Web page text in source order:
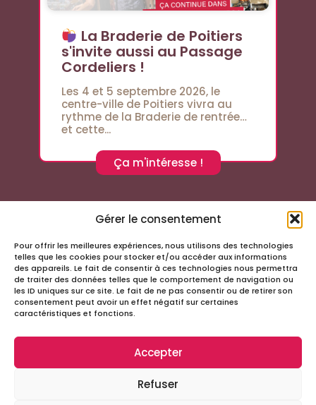
Gérer le consentement
Pour offrir les meilleures expériences, nous utilisons des technologies
telles que les cookies pour stocker et/ou accéder aux informations
des appareils. Le fait de consentir à ces technologies nous permettra
de traiter des données telles que le comportement de navigation ou
les ID uniques sur ce site. Le fait de ne pas consentir ou de retirer son
consentement peut avoir un effet négatif sur certaines
caractéristiques et fonctions.
Accepter
Refuser
La Braderie de Poitiers
s'invite aussi au Passage
Cordeliers !
Les 4 et 5 septembre 2026, le
centre-ville de Poitiers vivra au
rythme de la Braderie de rentrée…
et cette...
Ça m'intéresse !
Suivez-nous sur les réseaux sociaux
Infos